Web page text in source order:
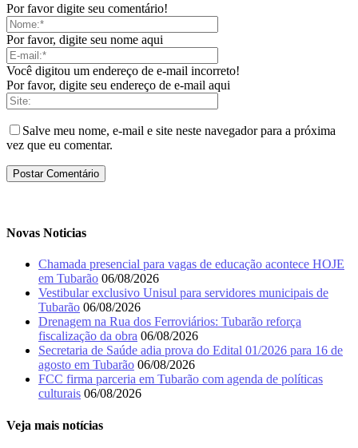
Por favor digite seu comentário!
Por favor, digite seu nome aqui
Você digitou um endereço de e-mail incorreto!
Por favor, digite seu endereço de e-mail aqui
Salve meu nome, e-mail e site neste navegador para a próxima
vez que eu comentar.
Novas Noticias
Chamada presencial para vagas de educação acontece HOJE
em Tubarão 06/08/2026
Vestibular exclusivo Unisul para servidores municipais de
Tubarão 06/08/2026
Drenagem na Rua dos Ferroviários: Tubarão reforça
fiscalização da obra 06/08/2026
Secretaria de Saúde adia prova do Edital 01/2026 para 16 de
agosto em Tubarão 06/08/2026
FCC firma parceria em Tubarão com agenda de políticas
culturais 06/08/2026
Veja mais notícias